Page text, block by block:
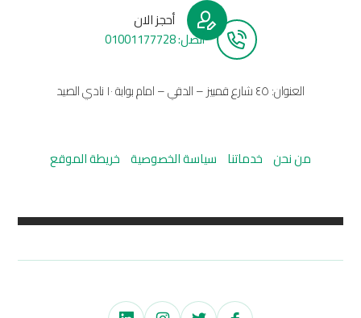
أحجز الان
أتصل: 01001177728
العنوان: ٤٥ شارع قمبيز – الدقي – امام بوابة ١٠ نادي الصيد
من نحن خدماتنا سياسة الخصوصية خريطة الموقع